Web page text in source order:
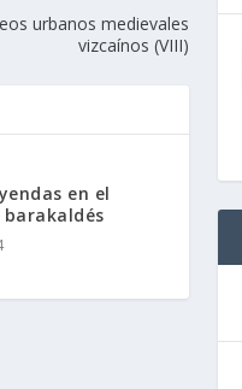
urbanos medievales
vizcaínos (VIII)
en el